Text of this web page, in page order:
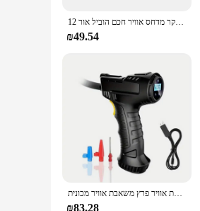
קר מדחס אוויר חכם הוביל אור 12v רכב דיגיטלי צמיג רכב דיגיטלי מתנפחים 150psi 6000mah נייד משאבת אוויר אלחוטי עבור אופנוע
₪49.54
טעינת רכב אלחוטית מכונת יד בית חכם חשמלי נייד משאבת אוויר פרץ משאבת אוויר מכונית
₪83.28